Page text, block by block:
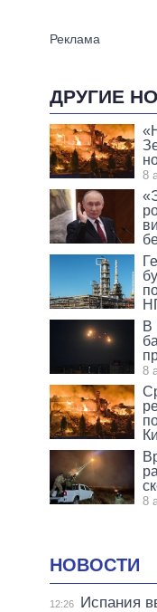
ДРУГИЕ
8
В
8
8
НОВОСТИ
12:26
Испания